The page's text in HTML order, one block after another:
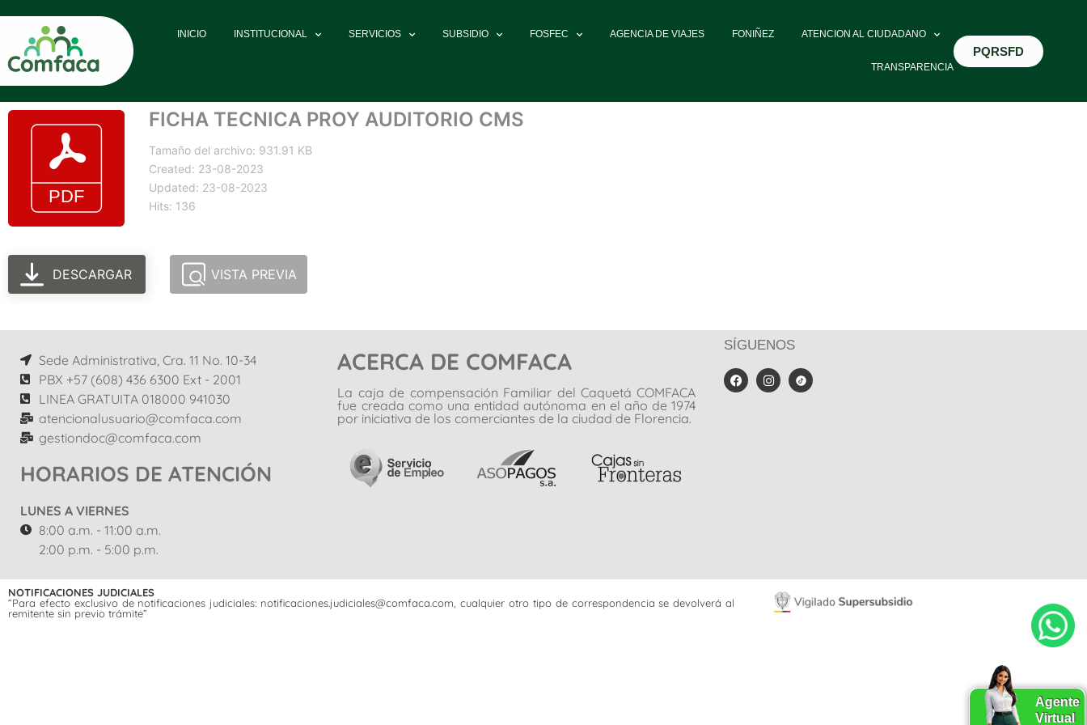
INICIO INSTITUCIONAL SERVICIOS SUBSIDIO FOSFEC AGENCIA DE VIAJES FONIÑEZ ATENCION AL CIUDADANO
TRANSPARENCIA
PQRSFD
FICHA TECNICA PROY AUDITORIO CMS
Tamaño del archivo: 931.91 KB
Created: 23-08-2023
Updated: 23-08-2023
Hits: 136
DESCARGAR VISTA PREVIA
Sede Administrativa, Cra. 11 No. 10-34
PBX +57 (608) 436 6300 Ext - 2001
LINEA GRATUITA 018000 941030
atencionalusuario@comfaca.com
gestiondoc@comfaca.com
HORARIOS DE ATENCIÓN
LUNES A VIERNES
8:00 a.m. - 11:00 a.m.
2:00 p.m. - 5:00 p.m.
ACERCA DE COMFACA
La caja de compensación Familiar del Caquetá COMFACA
fue creada como una entidad autónoma en el año de 1974
por iniciativa de los comerciantes de la ciudad de Florencia.
SÍGUENOS
NOTIFICACIONES JUDICIALES
“Para efecto exclusivo de notificaciones judiciales: notificaciones.judiciales@comfaca.com, cualquier otro tipo de correspondencia se devolverá al
remitente sin previo trámite”
Agente
Virtual